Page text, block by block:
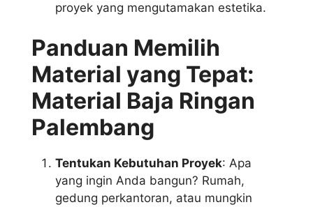
proyek yang mengutamakan estetika.
Panduan Memilih
Material yang Tepat:
Material Baja Ringan
Palembang
Tentukan Kebutuhan Proyek: Apa
yang ingin Anda bangun? Rumah,
gedung perkantoran, atau mungkin